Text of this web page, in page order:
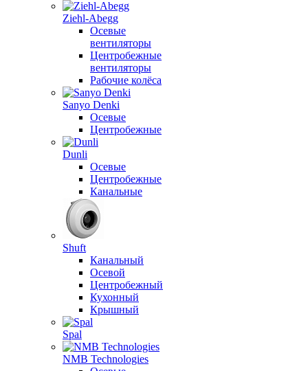
Ziehl-Abegg
Осевые
вентиляторы
Центробежные
вентиляторы
Рабочие колёса
Sanyo Denki
Осевые
Центробежные
Dunli
Осевые
Центробежные
Канальные
Shuft
Канальный
Осевой
Центробежный
Кухонный
Крышный
Spal
NMB Technologies